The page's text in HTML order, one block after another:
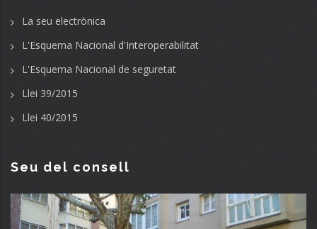
La seu electrònica
L'Esquema Nacional d'Interoperabilitat
L'Esquema Nacional de seguretat
Llei 39/2015
Llei 40/2015
Seu del consell